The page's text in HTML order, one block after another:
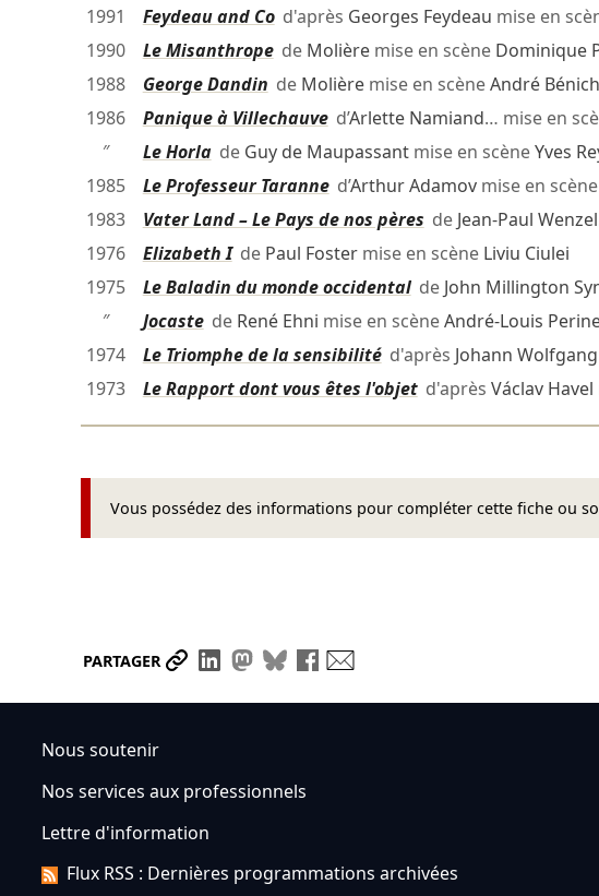
1991
Feydeau and Cod'après Georges Feydeau mise en
1990
Le Misanthropede Molièremise en scène Dominique
1988
George Dandin de Molièremise en scèneAndré
1986
Panique à Villechauved’Arlette Namiand… mise en
″
Le Horlade Guy de Maupassantmise en scèneYves
1985
Le Professeur Taranned’Arthur Adamovmise en scène
1983
Vater Land – Le Pays de nos pères de Jean-Paul Wenzel
1976
Elizabeth Ide Paul Fostermise en scène Liviu Ciulei
1975
Le Baladin du monde occidentalde John Millington
″
Jocastede René Ehni mise en scèneAndré-Louis
1974
Le Triomphe de la sensibilitéd'après Johann
1973
Le Rapport dont vous êtes l'objetd'après Václav Havel
Vous possédez des informations pour compléter cette fiche ou
PARTAGER Partager le lien
Partager sur LinkedIn
Partager sur Mastodon
Partager sur Bluesky
Partager sur Facebook
Nous soutenir
Nos services aux professionnels
Lettre d'information
Flux RSS : Dernières programmations archivées